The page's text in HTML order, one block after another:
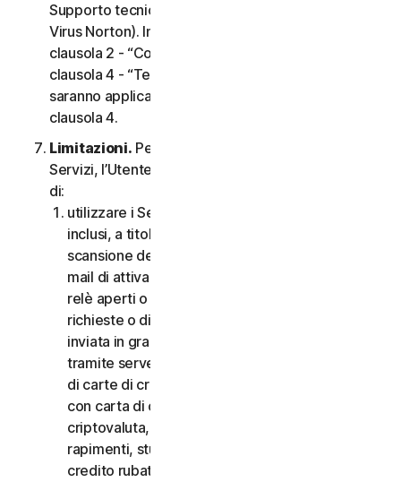
Supporto tecnico (inclusa la Promessa Protezione
Virus Norton). In caso di conflitto o incoerenza tra la
clausola 2 - “Condizioni Generali del Servizio” e la
clausola 4 - “Termini Specifici di alcuni Servizi”,
saranno applicabili le condizioni contenute nella
clausola 4.
Limitazioni. Per quanto riguarda l’utilizzo dei
Servizi, l’Utente non può, né può consentire ad altri
di:
utilizzare i Servizi per scopi illegali o fraudolenti,
inclusi, a titolo esemplificativo ma non esaustivo,
scansione delle porte, invio di spam, invio di e-
mail di attivazione o disattivazione, scansione di
relè aperti o proxy aperti, invio di e-mail non
richieste o di qualsiasi versione o tipo di e-mail
inviata in grandi quantità anche se indirizzata
tramite server di terzi, lancio di pop-up, utilizzo
di carte di credito rubate, messa in atto di frodi
con carta di credito, frodi finanziarie, frodi in
criptovaluta, occultamenti, estorsioni, ricatti,
rapimenti, stupri, omicidi, vendita di carte di
credito rubate, vendita di beni rubati, offerta o